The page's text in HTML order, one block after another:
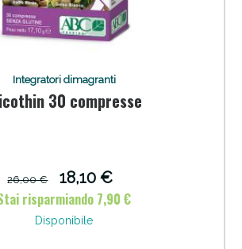
Integratori dimagranti
30 compresse
26,00 €
18,10 €
risparmiando 7,90 €
Disponibile